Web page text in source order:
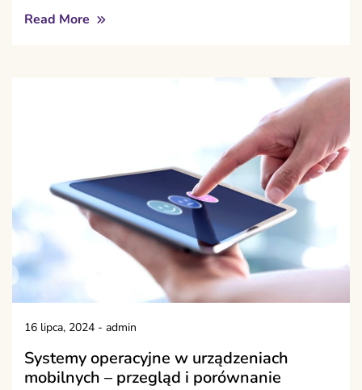
Read More
16 lipca, 2024 - admin
Systemy operacyjne w urządzeniach
mobilnych – przegląd i porównanie